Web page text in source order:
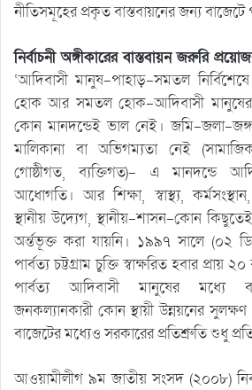
নীতিসমূহের প্রকৃত বাস্তবায়নের জন্য বাজেটে
নির্বাচনী অঙ্গীকারের বাস্তবায়ন জরুরি
‘আদিবাসী মানুষ-পাহাড়-সমতল নির্বিশেষে
হোক আর সমতল হোক-আদিবাসী মানুষের
কোন মানদন্ডেই ভাল নেই। জমি-জলা-
মালিকানা বা অভিগম্যতা নেই
গোষ্ঠীগত, ব্যক্তিগত)- এ মানদন্ডে
আধোগতি। আর শিক্ষা, স্বাস্থ্য,
স্থানীয় উদ্যেগ, স্থানীয়-শাসন-কোন
অর্ন্তভূক্ত করা যায়নি। ১৯৯৭ সালে (০২
পার্বত্য চট্টগ্রাম চুক্তি স্বাক্ষরিত হবার
পার্বত্য আদিবাসী মানুষের মধ্যে
জনকল্যানকারী কোন স্থায়ী উন্নয়নের সুলক্ষণ
বাজেটের মধ্যেও সরকারের প্রতিশ্রুতি শুধু
আওয়ামীলীগ ৯ম জাতীয় সংসদ (২০০৮)